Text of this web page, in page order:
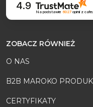
4.9
Na podstawie 6027opinii z
ZOBACZ RÓWNIEŻ
O NAS
B2B MAROKO
CERTYFIKATY